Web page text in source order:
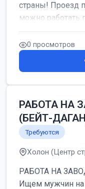
страны! Проезд
можно работать
0 просмотров
РАБОТА НА
(БЕЙТ-
Требуются
Холон (Центр
РАБОТА НА
Ищем мужчин на